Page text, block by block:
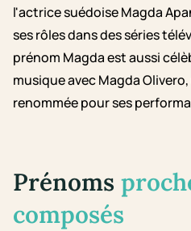
l'actrice suédoise Magda
ses rôles dans des séries
prénom Magda est aussi
musique avec Magda
renommée pour ses
Prénoms
composés